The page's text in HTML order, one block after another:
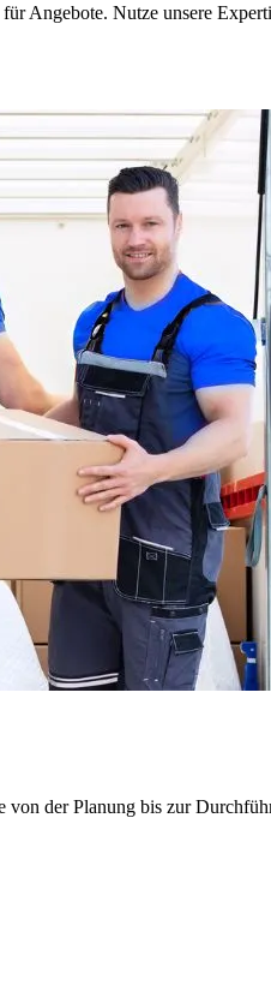
Angebote. Nutze unsere
von der Planung bis zur